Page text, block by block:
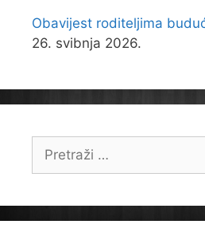
Obavijest roditeljima
26. svibnja 2026.
Pretraži: